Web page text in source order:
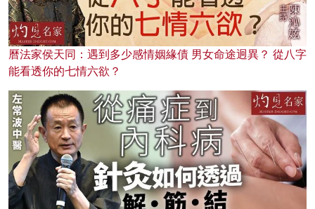
曆法家侯天同：遇到多少感情姻緣債 男女命途迥異？ 從八字
能看透你的七情六欲？